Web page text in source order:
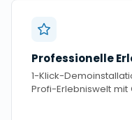
Professionelle
1-Klick-
Profi-Erlebniswelt mit